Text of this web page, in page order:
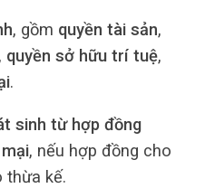
, gồm quyền tài sản,
quyền sở hữu trí tuệ,
.
sinh từ hợp đồng
, nếu hợp đồng cho
thừa kế.